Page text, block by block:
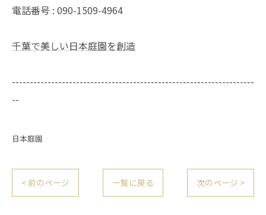
電話番号 : 090-1509-4964
千葉で美しい日本庭園を創造
--------------------------------------------------------------------
--
日本庭園
< 前のページ 一覧に戻る 次のページ >